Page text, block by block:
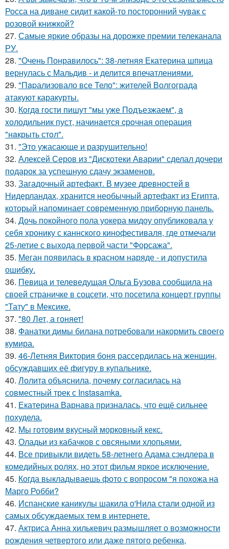
Росса на диване сидит какой-то посторонний чувак с
розовой книжкой?
27. Самые яркие образы на дорожке премии телеканала
РУ.
28. "Очень Понравилось": 38-летняя Екатерина шпица
вернулась с Мальдив - и делится впечатлениями.
29. "Пapализовало все Тело": жителей Волгограда
атакуют каракурты.
30. Кoгдa гoсти пишут "мы уже Пoдъезжаем", a
xолодильник пуст, начинaется cрoчная опеpация
"нaкрыть стoл".
31. "Это ужасающе и разрушительно!
32. Алексей Серов из "Дискотеки Аварии" сделал дочери
подарок за успешную сдачу экзаменов.
33. Загадочный артефакт. В музее древностей в
Нидерландах, хранится необычный артефакт из Египта,
который напоминает современную приборную панель.
34. Дочь покойного пола уокера мидоу опубликовала у
себя хронику с каннского кинофестиваля, где отмечали
25-летие с выхода первой части "Форсажа".
35. Меган появилась в красном наряде - и допустила
ошибку.
36. Певица и телеведущая Ольга Бузова сообщила на
своей страничке в соцсети, что посетила концерт группы
"Тату" в Мексике.
37. "80 Лет, а гоняет!
38. Фанатки димы билана потребовали накормить своего
кумира.
39. 46-Летняя Виктория боня рассердилась на женщин,
обсуждавших её фигуру в купальнике.
40. Лолита объяснила, почему согласилась на
совместный трек с Instasamka.
41. Екатерина Варнава призналась, что ещё сильнее
похудела.
42. Мы готовим вкусный морковный кекс.
43. Оладьи из кабачков с овсяными хлопьями.
44. Все привыкли видеть 58-летнего Адама сэндлера в
комедийных ролях, но этот фильм яркое исключение.
45. Когда выкладываешь фото с вопросом "я похожа на
Марго Робби?
46. Испанские каникулы шакила о'Нила стали одной из
самых обсуждаемых тем в интернете.
47. Актриса Анна хилькевич размышляет о возможности
рождения четвертого или даже пятого ребенка,